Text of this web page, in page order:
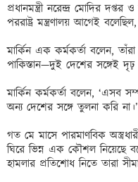
প্রধানমন্ত্রী নরেন্দ্র মোদির
পররাষ্ট্র মন্ত্রণালয় আগেই
মার্কিন এক কর্মকর্তা বলেন,
পাকিস্তান—দুই দেশের সঙ্গেই
মার্কিন কর্মকর্তা বলেন, ‘এসব
অন্য দেশের সঙ্গে তুলনা করি না।’
গত মে মাসে পারমাণবিক
ঘিরে ভিন্ন এক কৌশল নিয়েছে
হামলার প্রতিশোধ নিতে তারা